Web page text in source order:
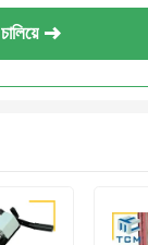
চালিয়ে